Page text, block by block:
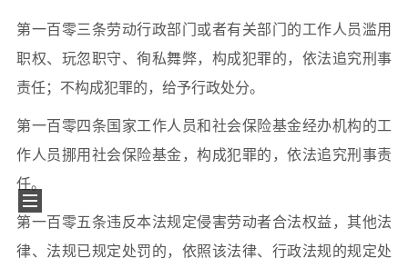
第一百零三条劳动行政部门或者有关部门的工作人员滥用
职权、玩忽职守、徇私舞弊，构成犯罪的，依法追究刑事
责任；不构成犯罪的，给予行政处分。
第一百零四条国家工作人员和社会保险基金经办机构的工
作人员挪用社会保险基金，构成犯罪的，依法追究刑事责
任。
第一百零五条违反本法规定侵害劳动者合法权益，其他法
律、法规已规定处罚的，依照该法律、行政法规的规定处